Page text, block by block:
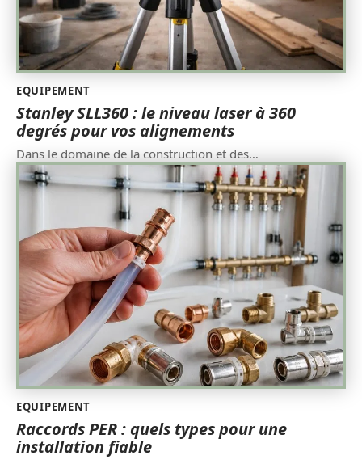
EQUIPEMENT
Stanley SLL360 : le niveau laser à 360
degrés pour vos alignements
Dans le domaine de la construction et des…
EQUIPEMENT
Raccords PER : quels types pour une
installation fiable